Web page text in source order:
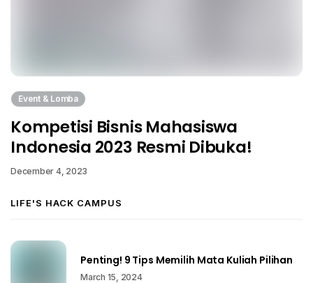
Event & Lomba
Kompetisi Bisnis Mahasiswa
Indonesia 2023 Resmi Dibuka!
December 4, 2023
LIFE'S HACK CAMPUS
Penting! 9 Tips Memilih Mata Kuliah Pilihan
March 15, 2024